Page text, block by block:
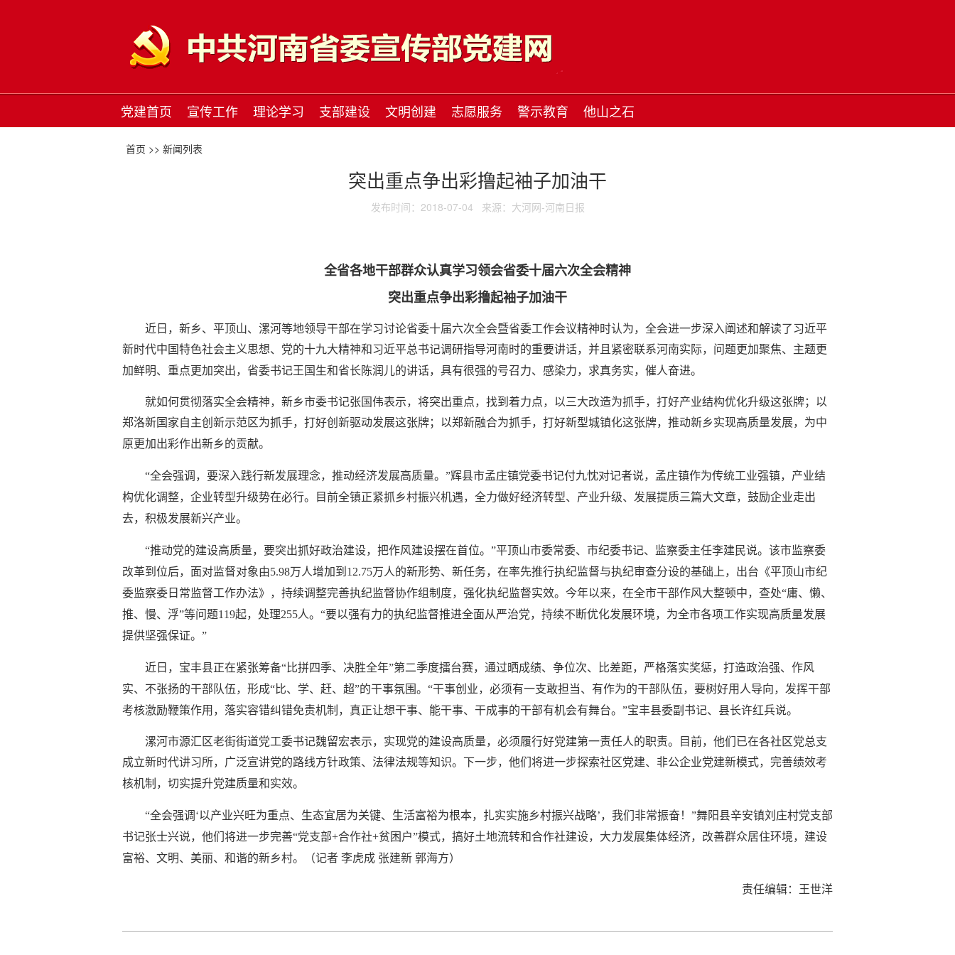
党建首页 宣传工作 理论学习 支部建设 文明创建 志愿服务 警示教育 他山之石
首页 >> 新闻列表
突出重点争出彩撸起袖子加油干
发布时间：2018-07-04 来源：大河网-河南日报
全省各地干部群众认真学习领会省委十届六次全会精神
突出重点争出彩撸起袖子加油干
近日，新乡、平顶山、漯河等地领导干部在学习讨论省委十届六次全会暨省委工作会议精神时认为，全会进一步深入阐述和解读了习近平
新时代中国特色社会主义思想、党的十九大精神和习近平总书记调研指导河南时的重要讲话，并且紧密联系河南实际，问题更加聚焦、主题更
加鲜明、重点更加突出，省委书记王国生和省长陈润儿的讲话，具有很强的号召力、感染力，求真务实，催人奋进。
就如何贯彻落实全会精神，新乡市委书记张国伟表示，将突出重点，找到着力点，以三大改造为抓手，打好产业结构优化升级这张牌；以
郑洛新国家自主创新示范区为抓手，打好创新驱动发展这张牌；以郑新融合为抓手，打好新型城镇化这张牌，推动新乡实现高质量发展，为中
原更加出彩作出新乡的贡献。
“全会强调，要深入践行新发展理念，推动经济发展高质量。”辉县市孟庄镇党委书记付九忱对记者说，孟庄镇作为传统工业强镇，产业结
构优化调整，企业转型升级势在必行。目前全镇正紧抓乡村振兴机遇，全力做好经济转型、产业升级、发展提质三篇大文章，鼓励企业走出
去，积极发展新兴产业。
“推动党的建设高质量，要突出抓好政治建设，把作风建设摆在首位。”平顶山市委常委、市纪委书记、监察委主任李建民说。该市监察委
改革到位后，面对监督对象由5.98万人增加到12.75万人的新形势、新任务，在率先推行执纪监督与执纪审查分设的基础上，出台《平顶山市纪
委监察委日常监督工作办法》，持续调整完善执纪监督协作组制度，强化执纪监督实效。今年以来，在全市干部作风大整顿中，查处“庸、懒、
推、慢、浮”等问题119起，处理255人。“要以强有力的执纪监督推进全面从严治党，持续不断优化发展环境，为全市各项工作实现高质量发展
提供坚强保证。”
近日，宝丰县正在紧张筹备“比拼四季、决胜全年”第二季度擂台赛，通过晒成绩、争位次、比差距，严格落实奖惩，打造政治强、作风
实、不张扬的干部队伍，形成“比、学、赶、超”的干事氛围。“干事创业，必须有一支敢担当、有作为的干部队伍，要树好用人导向，发挥干部
考核激励鞭策作用，落实容错纠错免责机制，真正让想干事、能干事、干成事的干部有机会有舞台。”宝丰县委副书记、县长许红兵说。
漯河市源汇区老街街道党工委书记魏留宏表示，实现党的建设高质量，必须履行好党建第一责任人的职责。目前，他们已在各社区党总支
成立新时代讲习所，广泛宣讲党的路线方针政策、法律法规等知识。下一步，他们将进一步探索社区党建、非公企业党建新模式，完善绩效考
核机制，切实提升党建质量和实效。
“全会强调‘以产业兴旺为重点、生态宜居为关键、生活富裕为根本，扎实实施乡村振兴战略’，我们非常振奋！”舞阳县辛安镇刘庄村党支部
书记张士兴说，他们将进一步完善“党支部+合作社+贫困户”模式，搞好土地流转和合作社建设，大力发展集体经济，改善群众居住环境，建设
富裕、文明、美丽、和谐的新乡村。（记者 李虎成 张建新 郭海方）
责任编辑：王世洋